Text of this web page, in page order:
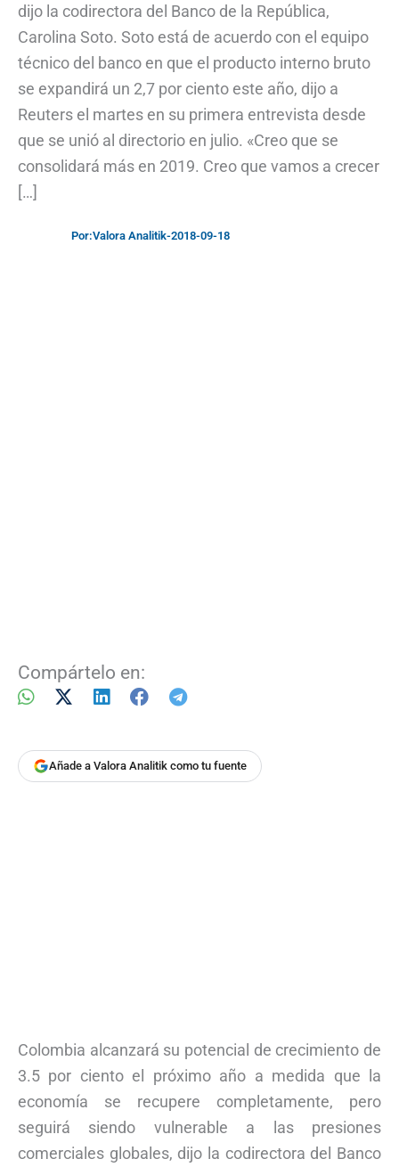
dijo la codirectora del Banco de la República,
Carolina Soto. Soto está de acuerdo con el equipo
técnico del banco en que el producto interno bruto
se expandirá un 2,7 por ciento este año, dijo a
Reuters el martes en su primera entrevista desde
que se unió al directorio en julio. «Creo que se
consolidará más en 2019. Creo que vamos a crecer
[…]
Por:Valora Analitik-2018-09-18
Compártelo en:
Añade a Valora Analitik como tu fuente
Colombia alcanzará su potencial de crecimiento de
3.5 por ciento el próximo año a medida que la
economía se recupere completamente, pero
seguirá siendo vulnerable a las presiones
comerciales globales, dijo la codirectora del Banco